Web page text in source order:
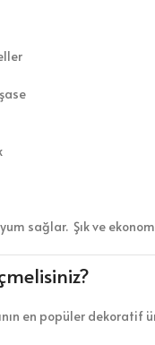
sağlar. Şık ve
en popüler dekoratif